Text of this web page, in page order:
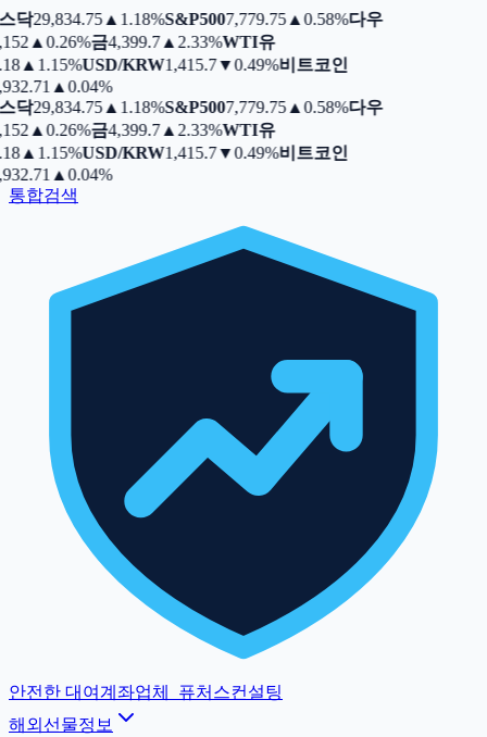
닥29,834.75▲ 1.18%S&P5007,779.75▲0.58%다우
▲0.26%금4,399.7▲ 2.33%WTI유
▲ 1.15%USD/KRW1,415.7▼0.49%비트코인
▲0.04%
닥29,834.75▲ 1.18%S&P5007,779.75▲0.58%다우
▲0.26%금4,399.7▲ 2.33%WTI유
▲ 1.15%USD/KRW1,415.7▼0.49%비트코인
▲0.04%
통합검색
안전한 대여계좌업체
퓨처스컨설팅
해외선물정보